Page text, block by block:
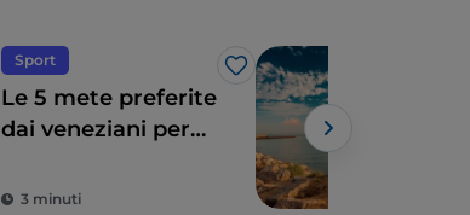
Sport
Like
Le 5 mete preferite
dai veneziani per
Venezia
3 minuti